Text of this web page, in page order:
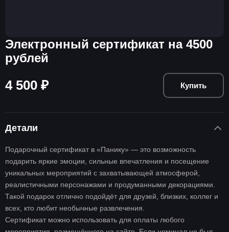
Электронный сертификат на 4500
рублей
4 500 ₽ Купить
Детали
Подарочный сертификат в «Панику» — это возможность
подарить яркие эмоции, сильные впечатления и посещение
уникальных мероприятий с захватывающей атмосферой,
реалистичными персонажами и продуманными декорациями.
Такой подарок отлично подойдёт для друзей, близких, коллег и
всех, кто любит необычные развлечения.
Сертификат можно использовать для оплаты любого